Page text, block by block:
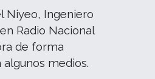
Niyeo, Ingeniero
Radio Nacional
de forma
medios.